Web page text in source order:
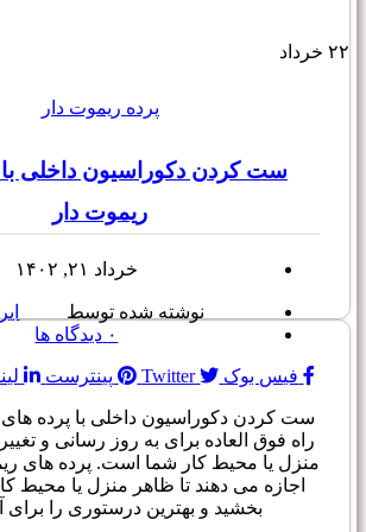
۲۲ خرداد
پرده ریموت دار
ست کردن دکوراسیون داخلی با
ریموت دار
خرداد ۲۱, ۱۴۰۲
نوشته شده توسط
۰ دیدگاه ها
فیس بوک Twitter پینترست
ست کردن دکوراسیون داخلی با پرده های
راه فوق العاده برای به روز رسانی و
منزل یا محیط کار شما است. پرده های
اجازه می دهند تا ظاهر منزل یا محیط
بخشید و بهترین درستوری را برای